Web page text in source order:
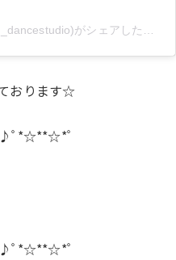
アミーズダンススタジオ(@amies_dancestudio)がシェアした投稿
おります☆
ﾟ*☆**☆*ﾟ
ﾟ*☆**☆*ﾟ